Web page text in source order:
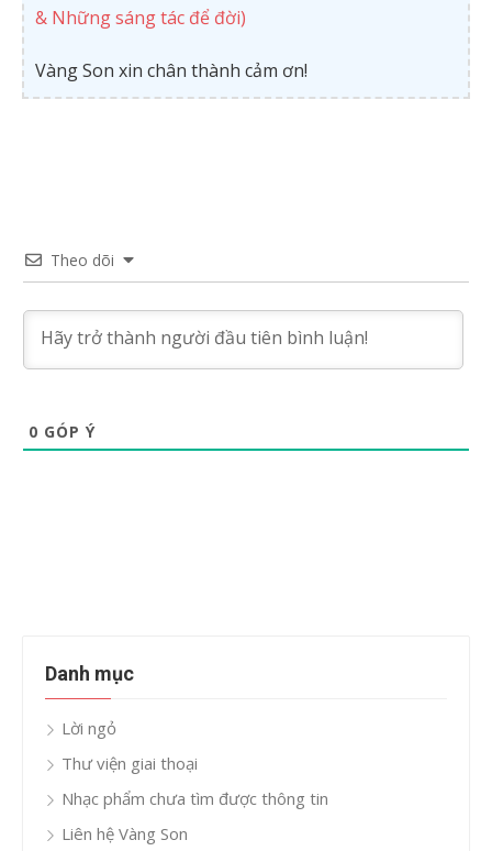
& Những sáng tác để đời)
Vàng Son xin chân thành cảm ơn!
Theo dõi
0 GÓP Ý
Danh mục
Lời ngỏ
Thư viện giai thoại
Nhạc phẩm chưa tìm được thông tin
Liên hệ Vàng Son